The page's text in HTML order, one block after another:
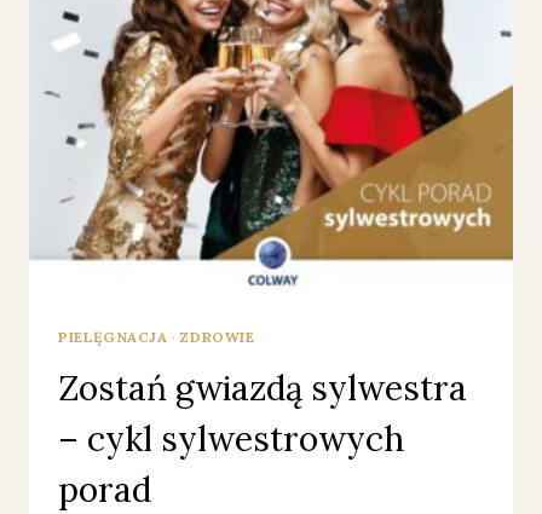
PIELĘGNACJA ·ZDROWIE
Zostań gwiazdą sylwestra
– cykl sylwestrowych
porad